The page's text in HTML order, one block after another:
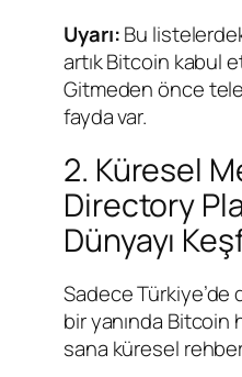
Uyarı:Bu
artık Bitcoin kabul
Gitmeden önce
fayda var.
2. Küresel
Directory
Dünyayı
Sadece Türkiye’de
bir yanında Bitcoin
sana küresel